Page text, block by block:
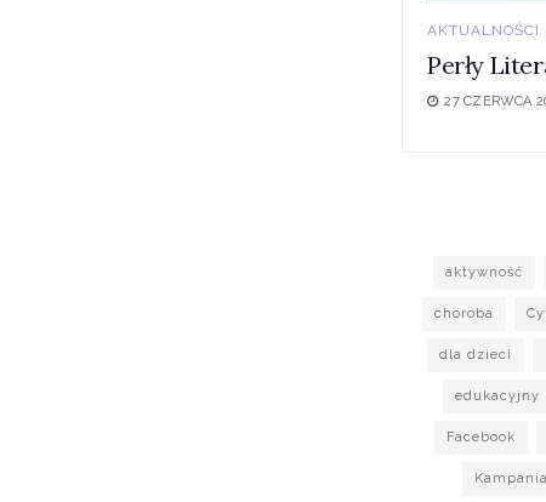
AKTUALNOŚCI
Perły
27 CZERWCA
aktywność
choroba
dla dzieci
edukacyjny
Facebook
Kampania